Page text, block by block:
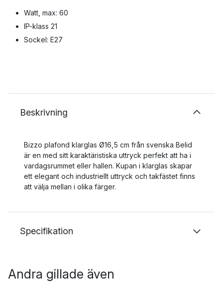
Watt, max: 60
IP-klass 21
Sockel: E27
Beskrivning
Bizzo plafond klarglas Ø16,5 cm från svenska Belid
är en med sitt karaktäristiska uttryck perfekt att ha i
vardagsrummet eller hallen. Kupan i klarglas skapar
ett elegant och industriellt uttryck och takfästet finns
att välja mellan i olika färger.
Specifikation
Andra gillade även